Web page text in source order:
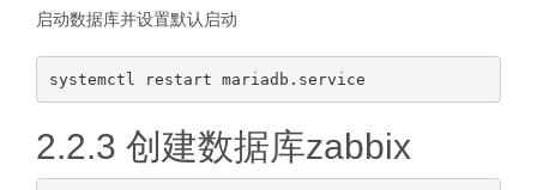
启动数据库并设置默认启动
2.2.3 创建数据库zabbix